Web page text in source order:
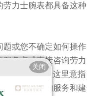
力士腕表都具备这种
或您不确定如何操作
务点或直接咨询劳力
“官方”，但这里意指
供更准确的服务和建
关闭